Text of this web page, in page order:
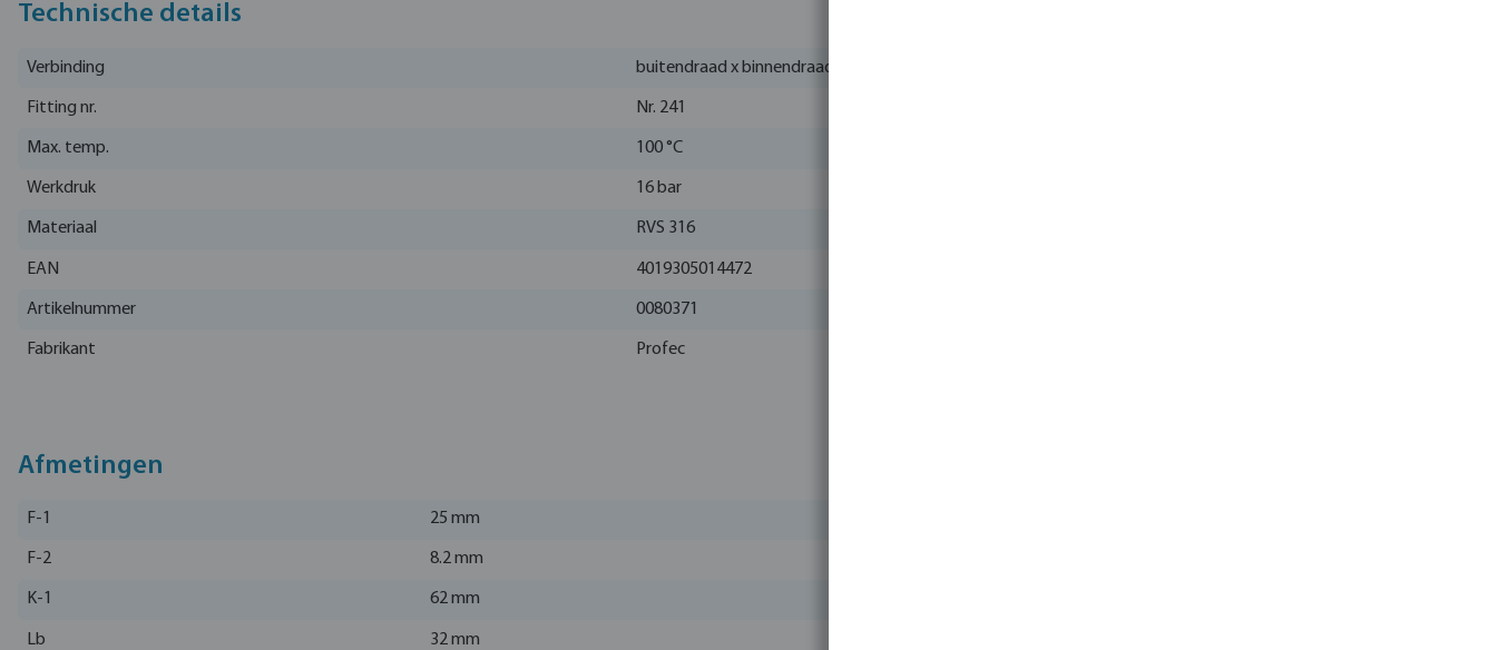
Technische details
Verbinding buitendraad x binnendraad
Fitting nr. Nr. 241
Max. temp. 100 °C
Werkdruk 16 bar
Materiaal RVS 316
EAN 4019305014472
Artikelnummer 0080371
Fabrikant Profec
Afmetingen
F-1 25 mm
F-2 8.2 mm
K-1 62 mm
Lb 32 mm